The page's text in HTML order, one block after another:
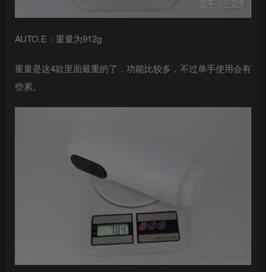
AUTO.E：重量为912g
重量是这4款里面最重的了，功能比较多，不过单手使用会有
些累。